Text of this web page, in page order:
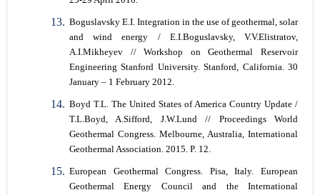
Boguslavsky E.I. Integration in the use of geothermal, solar
and wind energy / E.I.Boguslavsky, V.V.Elistratov,
A.I.Mikheyev // Workshop on Geothermal Reservoir
Engineering Stanford University. Stanford, California. 30
January – 1 February 2012.
Boyd T.L. The United States of America Country Update /
T.L.Boyd, A.Sifford, J.W.Lund // Proceedings World
Geothermal Congress. Melbourne, Australia, International
Geothermal Association. 2015. P. 12.
European Geothermal Congress. Pisa, Italy. European
Geothermal Energy Council and the International